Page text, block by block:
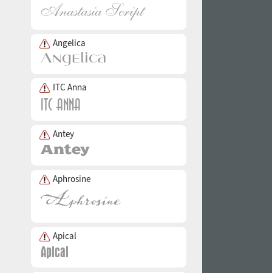
Angelica
ITC Anna
Antey
Aphrosine
Apical